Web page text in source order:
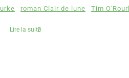
roman Clair de lune Tim
Lire la suite